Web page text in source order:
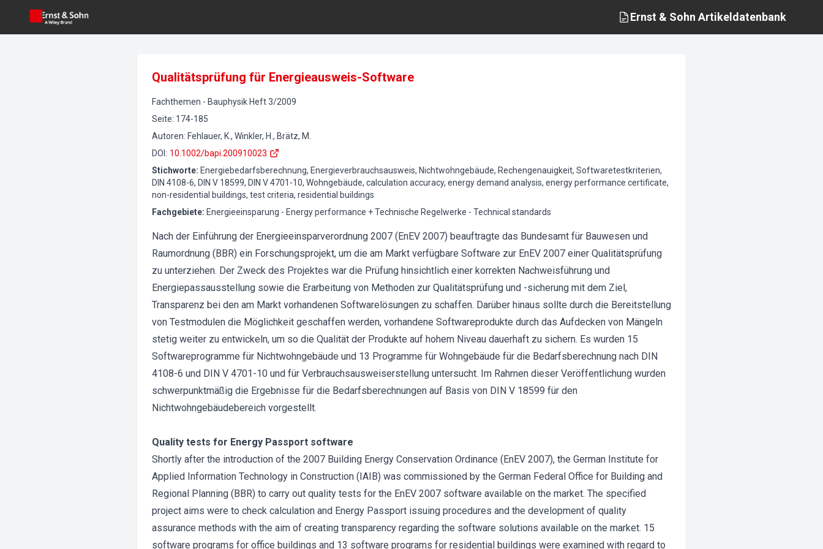
Ernst & Sohn Artikeldatenbank
Qualitätsprüfung für Energieausweis-Software
Fachthemen - Bauphysik Heft3/2009
Seite: 174-185
Autoren: Fehlauer, K., Winkler, H., Brätz, M.
DOI : 10.1002/bapi.200910023
Stichworte: Energiebedarfsberechnung, Energieverbrauchsausweis, Nichtwohngebäude, Rechengenauigkeit, Softwaretestkriterien,
DIN 4108-6, DIN V 18599, DIN V 4701-10, Wohngebäude, calculation accuracy, energy demand analysis, energy performance certificate,
non-residential buildings, test criteria, residential buildings
Fachgebiete: Energieeinsparung - Energy performance + Technische Regelwerke - Technical standards
Nach der Einführung der Energieeinsparverordnung 2007 (EnEV 2007) beauftragte das Bundesamt für Bauwesen und
Raumordnung (BBR) ein Forschungsprojekt, um die am Markt verfügbare Software zur EnEV 2007 einer Qualitätsprüfung
zu unterziehen. Der Zweck des Projektes war die Prüfung hinsichtlich einer korrekten Nachweisführung und
Energiepassausstellung sowie die Erarbeitung von Methoden zur Qualitätsprüfung und -sicherung mit dem Ziel,
Transparenz bei den am Markt vorhandenen Softwarelösungen zu schaffen. Darüber hinaus sollte durch die Bereitstellung
von Testmodulen die Möglichkeit geschaffen werden, vorhandene Softwareprodukte durch das Aufdecken von Mängeln
stetig weiter zu entwickeln, um so die Qualität der Produkte auf hohem Niveau dauerhaft zu sichern. Es wurden 15
Softwareprogramme für Nichtwohngebäude und 13 Programme für Wohngebäude für die Bedarfsberechnung nach DIN
4108-6 und DIN V 4701-10 und für Verbrauchsausweiserstellung untersucht. Im Rahmen dieser Veröffentlichung wurden
schwerpunktmäßig die Ergebnisse für die Bedarfsberechnungen auf Basis von DIN V 18599 für den
Nichtwohngebäudebereich vorgestellt.
Quality tests for Energy Passport software
Shortly after the introduction of the 2007 Building Energy Conservation Ordinance (EnEV 2007), the German Institute for
Applied Information Technology in Construction (IAIB) was commissioned by the German Federal Office for Building and
Regional Planning (BBR) to carry out quality tests for the EnEV 2007 software available on the market. The specified
project aims were to check calculation and Energy Passport issuing procedures and the development of quality
assurance methods with the aim of creating transparency regarding the software solutions available on the market. 15
software programs for office buildings and 13 software programs for residential buildings were examined with regard to